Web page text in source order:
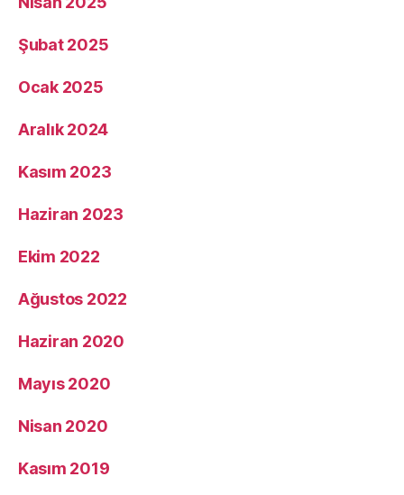
Şubat 2025
Ocak 2025
Aralık 2024
Kasım 2023
Haziran 2023
Ekim 2022
Ağustos 2022
Haziran 2020
Mayıs 2020
Nisan 2020
Kasım 2019